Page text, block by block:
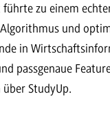
zu einem
und
in
passgenaue
StudyUp.